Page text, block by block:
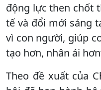
động lực then chốt
tế và đổi mới sáng
vì con người, giúp
tạo hơn, nhân ái
Theo đề xuất của